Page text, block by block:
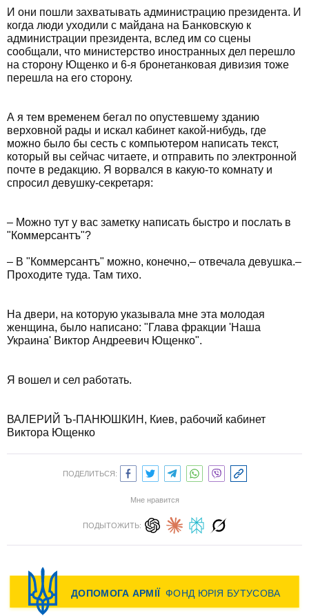
И они пошли захватывать администрацию президента. И
когда люди уходили с майдана на Банковскую к
администрации президента, вслед им со сцены
сообщали, что министерство иностранных дел перешло
на сторону Ющенко и 6-я бронетанковая дивизия тоже
перешла на его сторону.
А я тем временем бегал по опустевшему зданию
верховной рады и искал кабинет какой-нибудь, где
можно было бы сесть с компьютером написать текст,
который вы сейчас читаете, и отправить по электронной
почте в редакцию. Я ворвался в какую-то комнату и
спросил девушку-секретаря:
– Можно тут у вас заметку написать быстро и послать в
"Коммерсантъ"?
– В "Коммерсантъ" можно, конечно,– отвечала девушка.–
Проходите туда. Там тихо.
На двери, на которую указывала мне эта молодая
женщина, было написано: "Глава фракции 'Наша
Украина' Виктор Андреевич Ющенко".
Я вошел и сел работать.
ВАЛЕРИЙ Ъ-ПАНЮШКИН, Киев, рабочий кабинет
Виктора Ющенко
ПОДЕЛИТЬСЯ:
Мне нравится
ПОДЫТОЖИТЬ: